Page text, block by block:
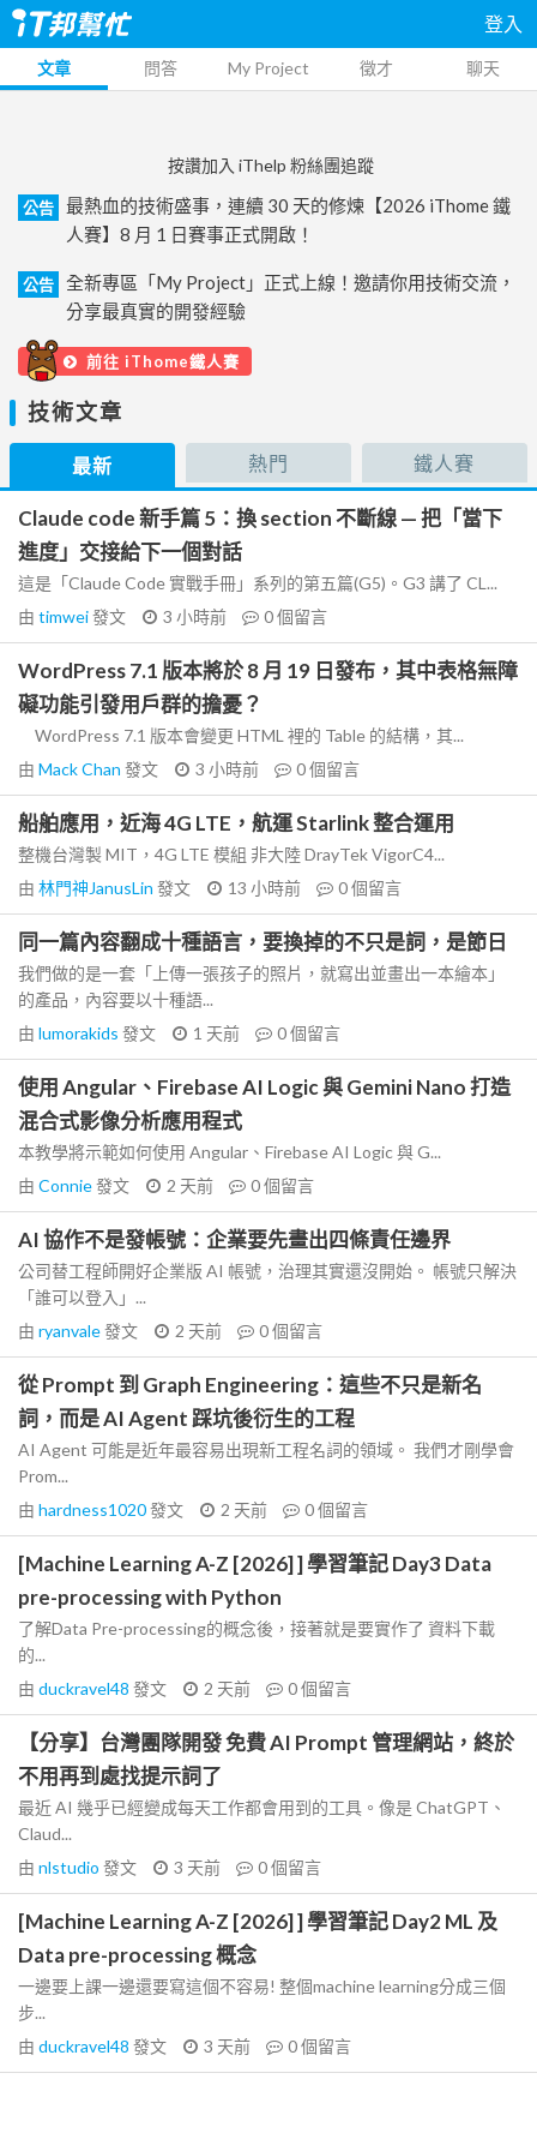
登入
文章 問答 My Project 徵才 聊天
按讚加入 iThelp 粉絲團追蹤
公告
最熱血的技術盛事，連續 30 天的修煉【2026 iThome 鐵
人賽】8 月 1 日賽事正式開啟！
公告
全新專區「My Project」正式上線！邀請你用技術交流，
分享最真實的開發經驗
前往 iThome鐵人賽
技術文章
最新 熱門 鐵人賽
Claude code 新手篇 5：換 section 不斷線 — 把「當下
進度」交接給下一個對話
這是「Claude Code 實戰手冊」系列的第五篇(G5)。G3 講了 CL...
由 timwei發文 3 小時前 0個留言
WordPress 7.1 版本將於 8 月 19 日發布，其中表格無障
礙功能引發用戶群的擔憂？
WordPress 7.1 版本會變更 HTML 裡的 Table 的結構，其...
由 Mack Chan 發文 3 小時前 0個留言
船舶應用，近海 4G LTE，航運 Starlink 整合運用
整機台灣製 MIT，4G LTE 模組 非大陸 DrayTek VigorC4...
由 林門神JanusLin 發文 13 小時前 0個留言
同一篇內容翻成十種語言，要換掉的不只是詞，是節日
我們做的是一套「上傳一張孩子的照片，就寫出並畫出一本繪本」
的產品，內容要以十種語...
由 lumorakids 發文 1 天前 0個留言
使用 Angular、Firebase AI Logic 與 Gemini Nano 打造
混合式影像分析應用程式
本教學將示範如何使用 Angular、Firebase AI Logic 與 G...
由 Connie發文 2 天前 0個留言
AI 協作不是發帳號：企業要先畫出四條責任邊界
公司替工程師開好企業版 AI 帳號，治理其實還沒開始。 帳號只解決
「誰可以登入」...
由 ryanvale發文 2 天前 0個留言
從 Prompt 到 Graph Engineering：這些不只是新名
詞，而是 AI Agent 踩坑後衍生的工程
AI Agent 可能是近年最容易出現新工程名詞的領域。 我們才剛學會
Prom...
由 hardness1020發文 2 天前 0個留言
[Machine Learning A-Z [2026] ] 學習筆記 Day3 Data
pre-processing with Python
了解Data Pre-processing的概念後，接著就是要實作了 資料下載
的...
由 duckravel48 發文 2 天前 0個留言
【分享】台灣團隊開發 免費 AI Prompt 管理網站，終於
不用再到處找提示詞了
最近 AI 幾乎已經變成每天工作都會用到的工具。像是 ChatGPT、
Claud...
由 nlstudio 發文 3 天前 0個留言
[Machine Learning A-Z [2026] ] 學習筆記 Day2 ML 及
Data pre-processing 概念
一邊要上課一邊還要寫這個不容易! 整個machine learning分成三個
步...
由 duckravel48 發文 3 天前 0個留言